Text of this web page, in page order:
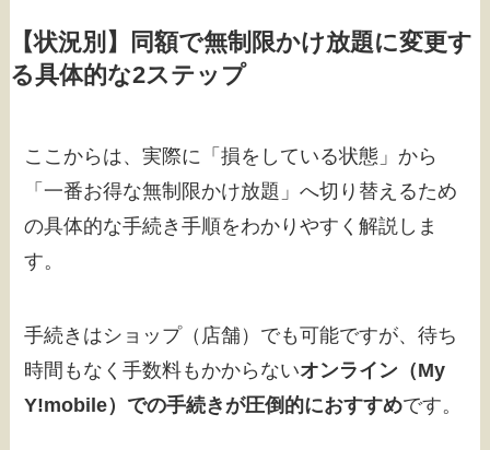
【状況別】同額で無制限かけ放題に変更す
る具体的な2ステップ
ここからは、実際に「損をしている状態」から
「一番お得な無制限かけ放題」へ切り替えるため
の具体的な手続き手順をわかりやすく解説しま
す。
手続きはショップ（店舗）でも可能ですが、待ち
時間もなく手数料もかからないオンライン（My
Y!mobile）での手続きが圧倒的におすすめです。